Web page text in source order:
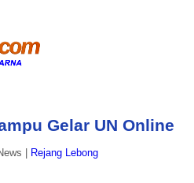
Gelar UN Online
Rejang Lebong